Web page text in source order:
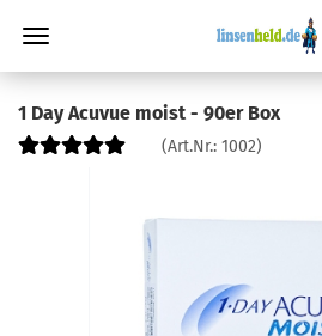
1 Day Acuvue moist - 90er Box
(Art.Nr.: 1002)